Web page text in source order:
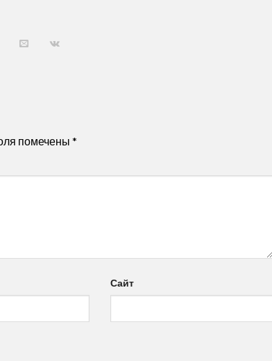
помечены *
Сайт